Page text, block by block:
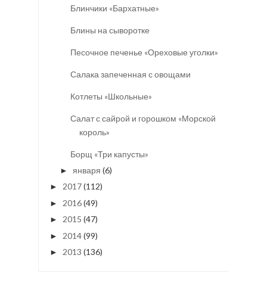
Блинчики «Бархатные»
Блины на сыворотке
Песочное печенье «Ореховые уголки»
Салака запеченная с овощами
Котлеты «Школьные»
Салат с сайрой и горошком «Морской
король»
Борщ «Три капусты»
► января (6)
► 2017(112)
► 2016(49)
► 2015 (47)
► 2014(99)
► 2013 (136)